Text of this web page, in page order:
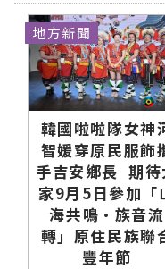
韓國啦啦隊女神
智媛穿原民服飾
手吉安鄉長 期待
家9月5日參加「
海共鳴•族音流
轉」原住民族聯
豐年節
地方新聞